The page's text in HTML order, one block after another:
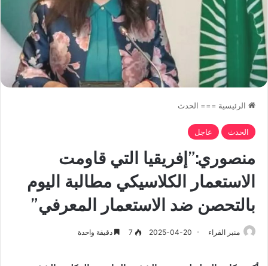
الرئيسية === الحدث
الحدث عاجل
منصوري:”إفريقيا التي قاومت
الاستعمار الكلاسيكي مطالبة اليوم
بالتحصن ضد الاستعمار المعرفي”
منبر القراء 2025-04-20
7 دقيقة واحدة